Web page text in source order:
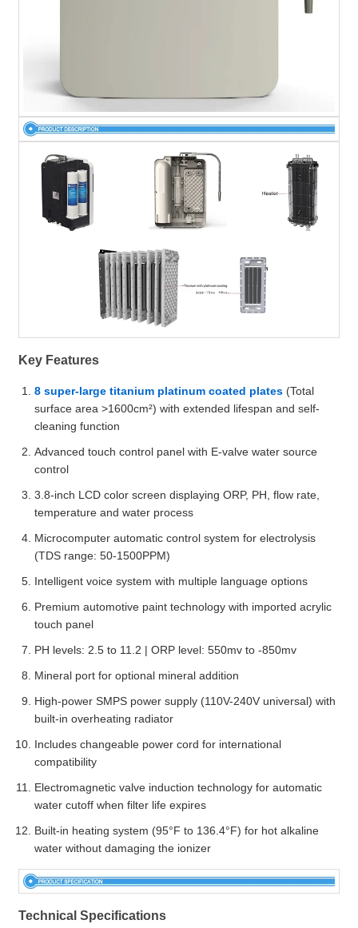
Key Features
8 super-large titanium platinum coated plates (Total
surface area >1600cm²) with extended lifespan and self-
cleaning function
Advanced touch control panel with E-valve water source
control
3.8-inch LCD color screen displaying ORP, PH, flow rate,
temperature and water process
Microcomputer automatic control system for electrolysis
(TDS range: 50-1500PPM)
Intelligent voice system with multiple language options
Premium automotive paint technology with imported acrylic
touch panel
PH levels: 2.5 to 11.2 | ORP level: 550mv to -850mv
Mineral port for optional mineral addition
High-power SMPS power supply (110V-240V universal) with
built-in overheating radiator
Includes changeable power cord for international
compatibility
Electromagnetic valve induction technology for automatic
water cutoff when filter life expires
Built-in heating system (95°F to 136.4°F) for hot alkaline
water without damaging the ionizer
Technical Specifications